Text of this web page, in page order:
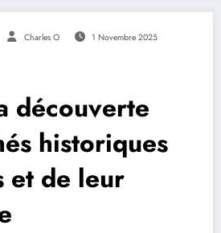
Charles O 1 Novembre 2025
découverte
historiques
et de leur